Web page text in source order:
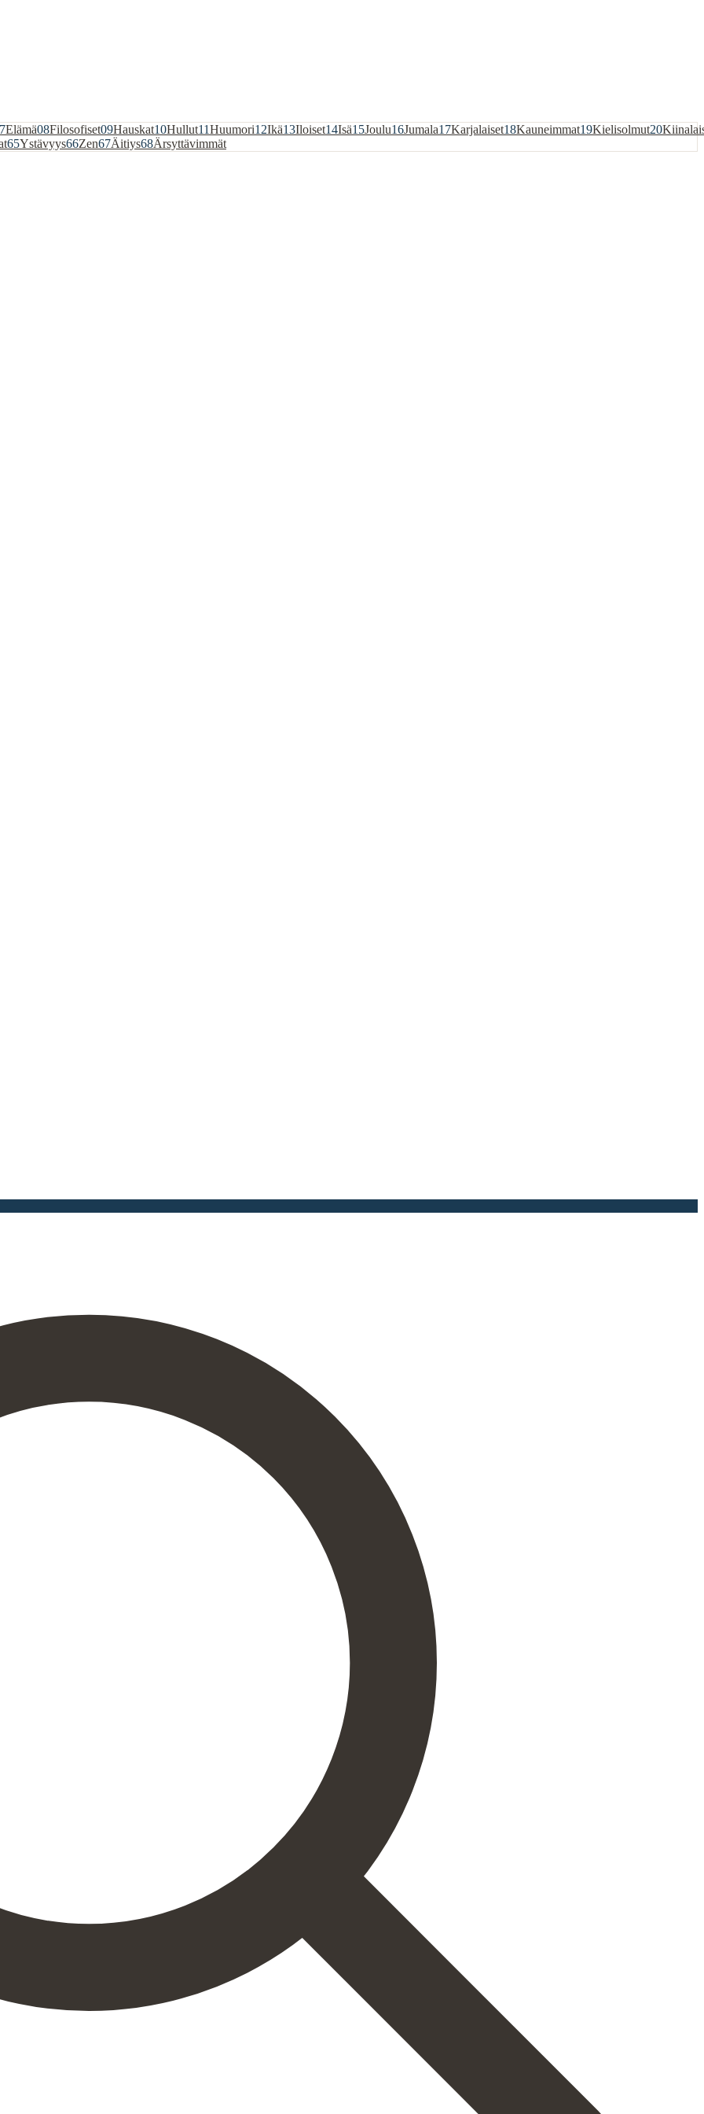
Elämä08Filosofiset09Hauskat10Hullut11Huumori12Ikä13Iloiset14Isä15Joulu16Jumala17Karjalaiset18Kauneimmat19Kielisolmut20
65Ystävyys66Zen67Äitiys68Ärsyttävimmät